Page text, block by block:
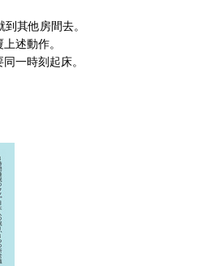
其他房間去。
述動作。
一時刻起床。